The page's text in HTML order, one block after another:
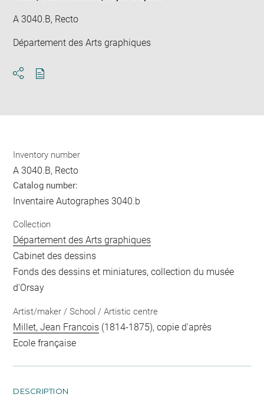
A 3040.B, Recto
Département des Arts graphiques
Inventory number
A 3040.B, Recto
Catalog number:
Inventaire Autographes 3040.b
Collection
Département des Arts graphiques
Cabinet des dessins
Fonds des dessins et miniatures, collection du musée
d'Orsay
Artist/maker / School / Artistic centre
Millet, Jean Francois (1814-1875), copie d'après
Ecole française
DESCRIPTION